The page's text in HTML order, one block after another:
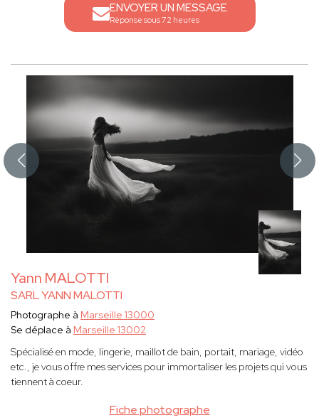
ENVOYER UN MESSAGE
Réponse sous 72 heures
Yann MALOTTI
SARL YANN MALOTTI
Fiche photographe
Photographe à Marseille 13000
Se déplace à Marseille 13002
Spécialisé en mode, lingerie, maillot de bain, portait, mariage, vidéo
etc., je vous offre mes services pour immortaliser les projets qui vous
tiennent à coeur.